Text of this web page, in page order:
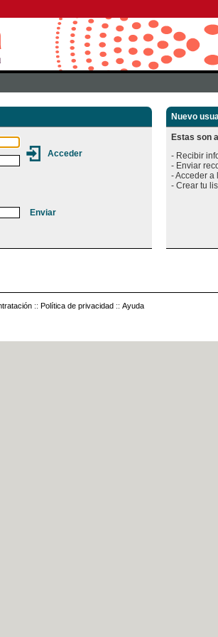
Nuevo
Estas son
- Recibir
- Enviar
- Acceder a
:: Política de privacidad :: Ayuda